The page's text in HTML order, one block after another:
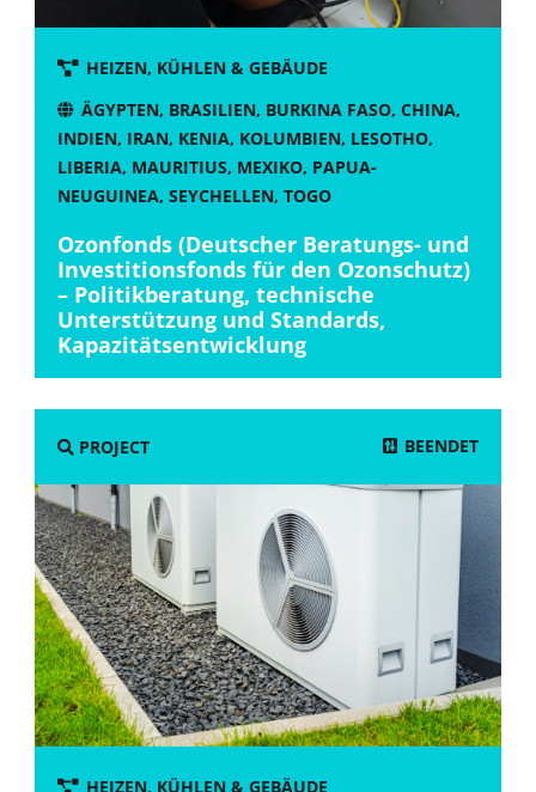
HEIZEN, KÜHLEN & GEBÄUDE
ÄGYPTEN, BRASILIEN, BURKINA FASO, CHINA,
INDIEN, IRAN, KENIA, KOLUMBIEN, LESOTHO,
LIBERIA, MAURITIUS, MEXIKO, PAPUA-
NEUGUINEA,SEYCHELLEN,TOGO
Ozonfonds (Deutscher Beratungs- und
Investitionsfonds für den Ozonschutz)
– Politikberatung, technische
Unterstützung und Standards,
Kapazitätsentwicklung
PROJECT BEENDET
HEIZEN, KÜHLEN & GEBÄUDE